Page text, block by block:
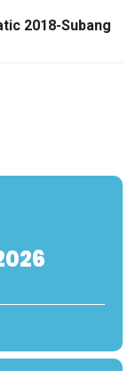
2018-Subang